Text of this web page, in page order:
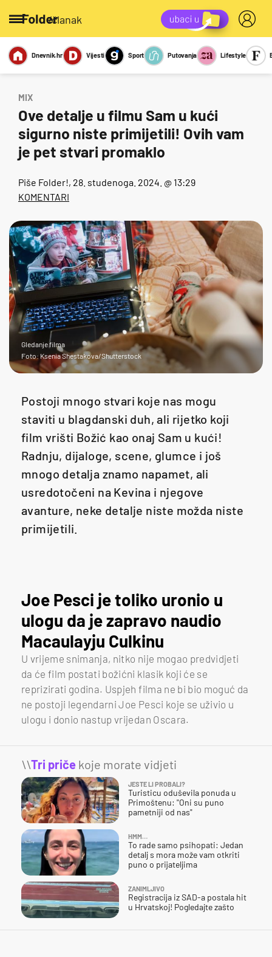
/članak
Miks Kviz
Report
Sexy
Dnevnik.hr Vijesti Sport Putovanja Lifestyle
MIX
Ove detalje u filmu Sam u kući
sigurno niste primijetili! Ovih vam
je pet stvari promaklo
Piše Folder!, 28. studenoga. 2024. @ 13:29
KOMENTARI
Gledanje filma
Foto: Ksenia Shestakova/Shutterstock
Postoji mnogo stvari koje nas mogu
staviti u blagdanski duh, ali rijetko koji
film vrišti Božić kao onaj Sam u kući!
Radnju, dijaloge, scene, glumce i još
mnogo detalja znamo napamet, ali
usredotočeni na Kevina i njegove
avanture, neke detalje niste možda niste
primijetili.
Joe Pesci je toliko uronio u
ulogu da je zapravo naudio
Macaulayju Culkinu
U vrijeme snimanja, nitko nije mogao predvidjeti
da će film postati božićni klasik koji će se
reprizirati godina. Uspjeh filma ne bi bio moguć da
ne postoji legendarni Joe Pesci koje se uživio u
ulogu i donio nastup vrijedan Oscara.
\\Tri priče koje morate vidjeti
JESTE LI PROBALI?
Turisticu oduševila ponuda u
Primoštenu: "Oni su puno
pametniji od nas"
HMM…
To rade samo psihopati: Jedan
detalj s mora može vam otkriti
puno o prijateljima
ZANIMLJIVO
Registracija iz SAD-a postala hit
u Hrvatskoj! Pogledajte zašto